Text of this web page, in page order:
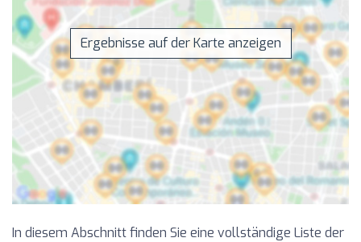
Ergebnisse auf der Karte anzeigen
In diesem Abschnitt finden Sie eine vollständige Liste der